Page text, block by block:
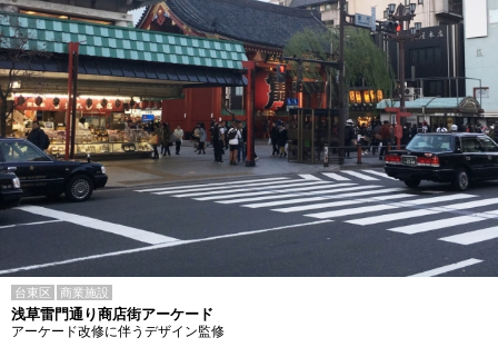
台東区 商業施設
浅草雷門通り商店街アーケード
アーケード改修に伴うデザイン監修